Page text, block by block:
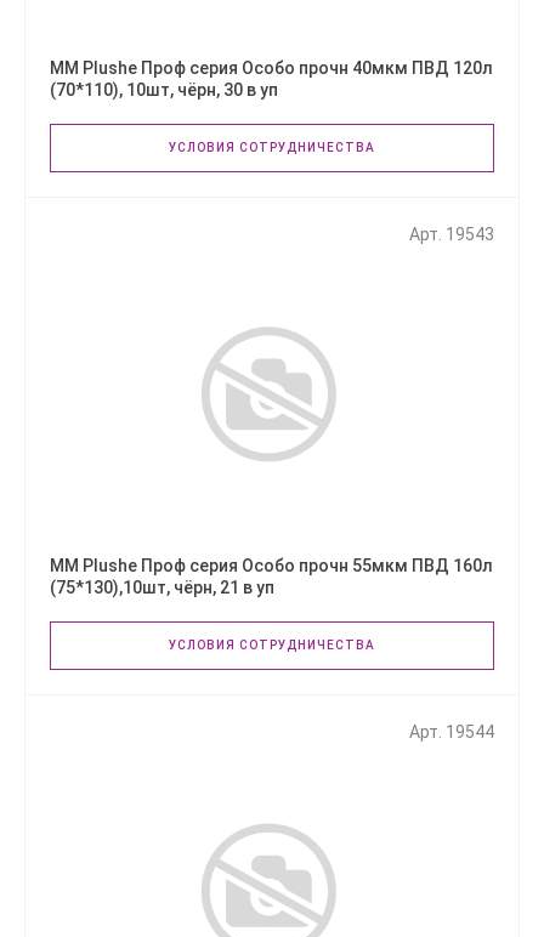
ММ Plushe Проф серия Особо прочн 40мкм ПВД 120л
(70*110), 10шт, чёрн, 30 в уп
УСЛОВИЯ СОТРУДНИЧЕСТВА
Арт. 19543
ММ Plushe Проф серия Особо прочн 55мкм ПВД 160л
(75*130),10шт, чёрн, 21 в уп
УСЛОВИЯ СОТРУДНИЧЕСТВА
Арт. 19544